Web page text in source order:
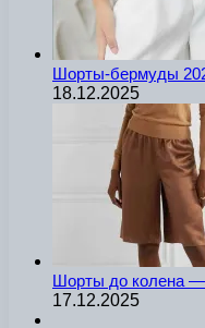
Шорты-бермуды
18.12.2025
Шорты до колена —
17.12.2025